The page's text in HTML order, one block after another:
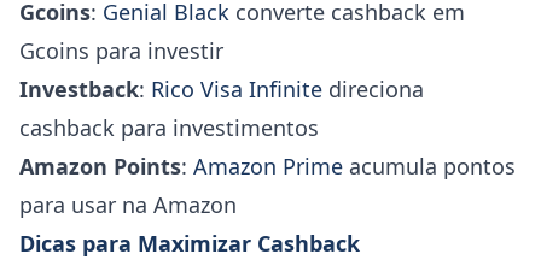
Gcoins: Genial Black converte cashback em
Gcoins para investir
Investback: Rico Visa Infinite direciona
cashback para investimentos
Amazon Points: Amazon Prime acumula pontos
para usar na Amazon
Dicas para Maximizar Cashback